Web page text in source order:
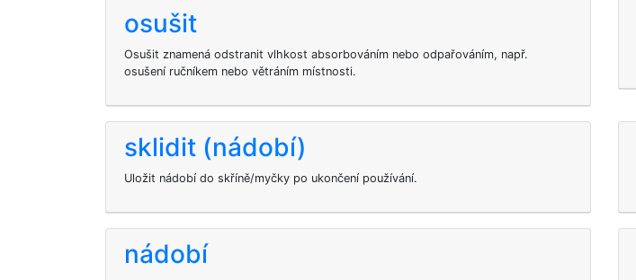
osušit
Osušit znamená odstranit vlhkost absorbováním nebo odpařováním, např.
osušení ručníkem nebo větráním místnosti.
sklidit (nádobí)
Uložit nádobí do skříně/myčky po ukončení používání.
nádobí